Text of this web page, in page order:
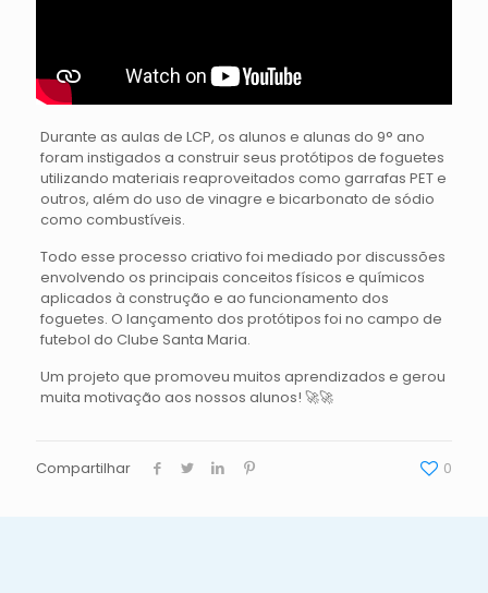
Durante as aulas de LCP, os alunos e alunas do 9° ano
foram instigados a construir seus protótipos de foguetes
utilizando materiais reaproveitados como garrafas PET e
outros, além do uso de vinagre e bicarbonato de sódio
como combustíveis.
Todo esse processo criativo foi mediado por discussões
envolvendo os principais conceitos físicos e químicos
aplicados à construção e ao funcionamento dos
foguetes. O lançamento dos protótipos foi no campo de
futebol do Clube Santa Maria.
Um projeto que promoveu muitos aprendizados e gerou
muita motivação aos nossos alunos! 🚀🚀
Compartilhar 0